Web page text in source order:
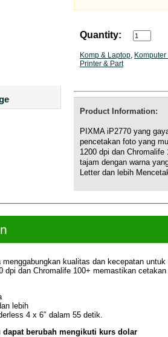
Quantity:
Komp & Laptop, Komputer
Printer & Part
Product Information:
PIXMA iP2770 yang
pencetakan foto yang
1200 dpi dan
tajam dengan warna
Letter dan lebih
menggabungkan kualitas dan kecepatan
dpi dan Chromalife 100+ memastikan
lebih
4 x 6″ dalam 55 detik.
dapat berubah mengikuti kurs dolar